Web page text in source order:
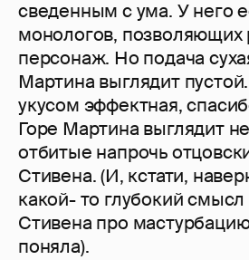
сведенным с ума. У него
монологов, позволяющих
персонаж. Но подача
Мартина выглядит
укусом эффектная,
Горе Мартина выглядит
отбитые напрочь
Стивена. (И, кстати,
какой- то глубокий смысл
Стивена про
поняла).